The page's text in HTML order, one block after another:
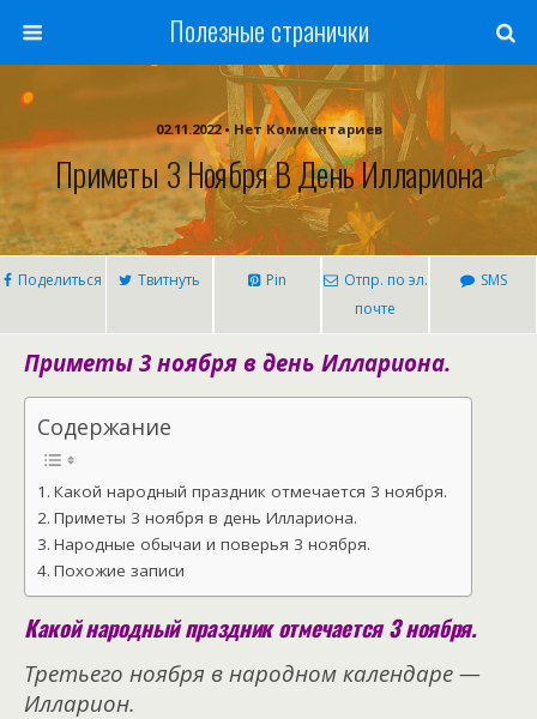
Полезные странички
02.11.2022 • Нет Комментариев
Приметы 3 Ноября В День Иллариона
Поделиться Твитнуть Pin
Отпр. по эл.
почте
SMS
Приметы 3 ноября в день Иллариона.
Содержание
Какой народный праздник отмечается 3 ноября.
Приметы 3 ноября в день Иллариона.
Народные обычаи и поверья 3 ноября.
Похожие записи
Какой народный праздник отмечается 3 ноября.
Третьего ноября в народном календаре —
Илларион.